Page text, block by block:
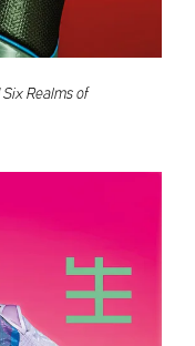
Realms of